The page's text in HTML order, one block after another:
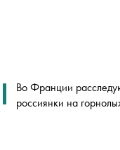
Во Франции
россиянки на